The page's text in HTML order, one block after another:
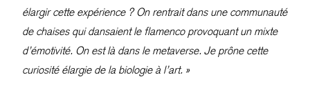
élargir cette expérience ? On rentrait dans une communauté
de chaises qui dansaient le flamenco provoquant un mixte
d’émotivité. On est là dans le metaverse. Je prône cette
curiosité élargie de la biologie à l’art. »